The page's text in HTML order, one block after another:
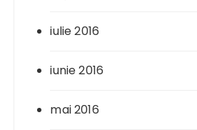
iulie 2016
iunie 2016
mai 2016